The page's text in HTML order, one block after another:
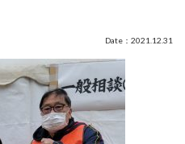
Date：2021.12.31